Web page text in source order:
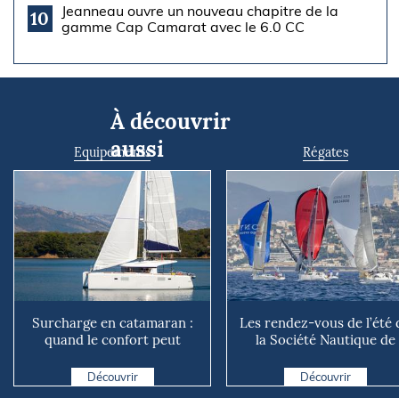
10
Jeanneau ouvre un nouveau chapitre de la
gamme Cap Camarat avec le 6.0 CC
À découvrir
aussi
Equipements
Surcharge en catamaran :
quand le confort peut
Découvrir
Régates
Les rendez-vous de l’été
la Société Nautique de
Découvrir